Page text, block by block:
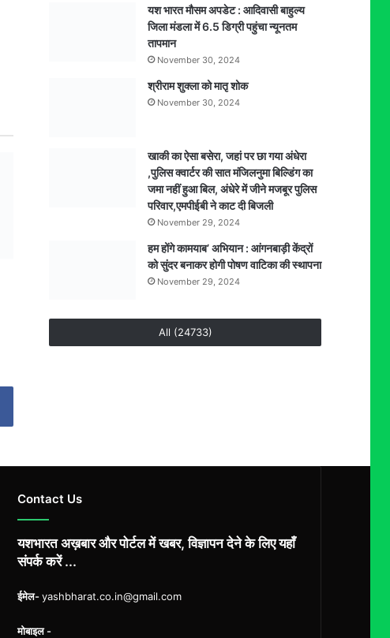
यश भारत मौसम अपडेट : आदिवासी बाहुल्य
जिला मंडला में 6.5 डिग्री पहुंचा न्यूनतम
तापमान
November 30, 2024
श्रीराम शुक्ला को मातृ शोक
November 30, 2024
खाकी का ऐसा बसेरा, जहां पर छा गया अंधेरा
,पुलिस क्वार्टर की सात मंजिलनुमा बिल्डिंग का
जमा नहीं हुआ बिल, अंधेरे में जीने मजबूर पुलिस
परिवार,एमपीईबी ने काट दी बिजली
November 29, 2024
हम होंगे कामयाब’ अभियान : आंगनबाड़ी केंद्रों
को सुंदर बनाकर होगी पोषण वाटिका की स्थापना
November 29, 2024
All (24733)
Contact Us
यशभारत अख़बार और पोर्टल में खबर, विज्ञापन देने के लिए यहाँ
संपर्क करें ...
ईमेल-yashbharat.co.in@gmail.com
मोबाइल -